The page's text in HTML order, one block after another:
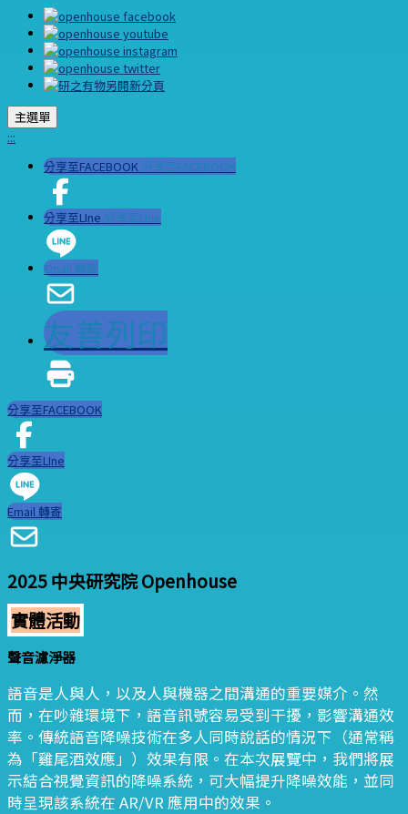
主選單
:::
分享至FACEBOOK 分享至FACEBOOK
分享至LIne 分享至LIne
Email 轉寄
友善列印
分享至FACEBOOK
分享至LIne
Email 轉寄
2025 中央研究院 Openhouse
實體活動
聲音濾淨器
語音是人與人，以及人與機器之間溝通的重要媒介。然
而，在吵雜環境下，語音訊號容易受到干擾，影響溝通效
率。傳統語音降噪技術在多人同時說話的情況下（通常稱
為「雞尾酒效應」）效果有限。在本次展覽中，我們將展
示結合視覺資訊的降噪系統，可大幅提升降噪效能，並同
時呈現該系統在 AR/VR 應用中的效果。